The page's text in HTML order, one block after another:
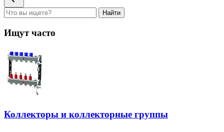
Найти
Ищут часто
Коллекторы и коллекторные группы